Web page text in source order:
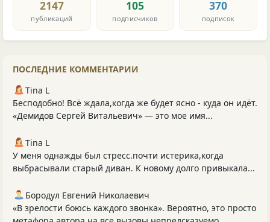
2147
публикаций
105
подписчиков
370
подписок
ПОСЛЕДНИЕ КОММЕНТАРИИ
Tina L
Бесподобно! Всё ждала,когда же будет ясно - куда он идёт.
«Демидов Сергей Витальевич» — это мое имя...
Tina L
У меня однажды был стресс.почти истерика,когда
выбрасывали старый диван. К новому долго привыкала...
Бородул Евгений Николаевич
«В зрелости боюсь каждого звонка». Вероятно, это просто